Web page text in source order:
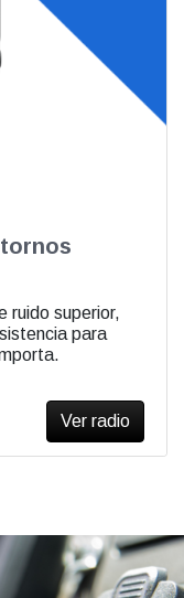
ruido superior,
para
Ver radio